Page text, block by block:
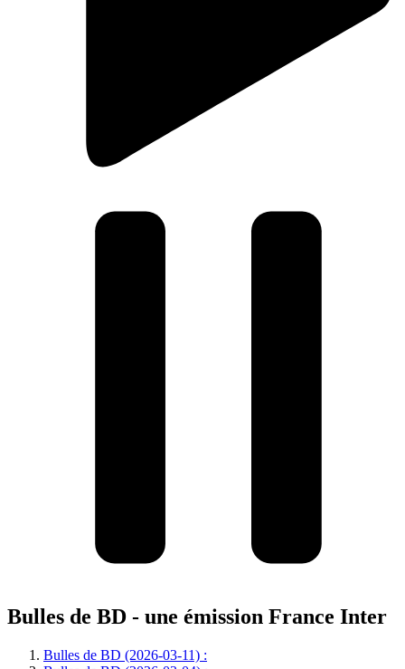
Bulles de BD - une émission France Inter
Bulles de BD (2026-03-11) :